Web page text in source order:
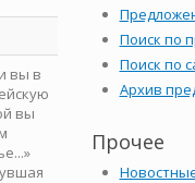
вы в
вы
Поиск по
Поиск по
Архив
Прочее